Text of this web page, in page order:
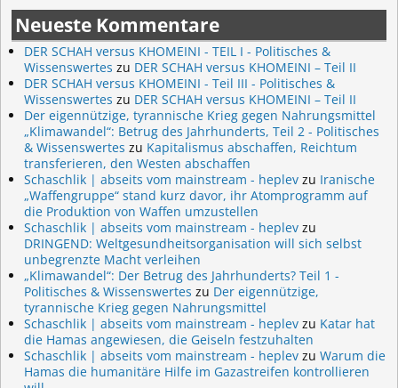
Neueste Kommentare
DER SCHAH versus KHOMEINI - TEIL I - Politisches &
Wissenswertes zu DER SCHAH versus KHOMEINI – Teil II
DER SCHAH versus KHOMEINI - Teil III - Politisches &
Wissenswertes zu DER SCHAH versus KHOMEINI – Teil II
Der eigennützige, tyrannische Krieg gegen Nahrungsmittel
„Klimawandel“: Betrug des Jahrhunderts, Teil 2 - Politisches
& Wissenswertes zu Kapitalismus abschaffen, Reichtum
transferieren, den Westen abschaffen
Schaschlik | abseits vom mainstream - heplev zu Iranische
„Waffengruppe“ stand kurz davor, ihr Atomprogramm auf
die Produktion von Waffen umzustellen
Schaschlik | abseits vom mainstream - heplev zu
DRINGEND: Weltgesundheitsorganisation will sich selbst
unbegrenzte Macht verleihen
„Klimawandel“: Der Betrug des Jahrhunderts? Teil 1 -
Politisches & Wissenswertes zu Der eigennützige,
tyrannische Krieg gegen Nahrungsmittel
Schaschlik | abseits vom mainstream - heplev zu Katar hat
die Hamas angewiesen, die Geiseln festzuhalten
Schaschlik | abseits vom mainstream - heplev zu Warum die
Hamas die humanitäre Hilfe im Gazastreifen kontrollieren